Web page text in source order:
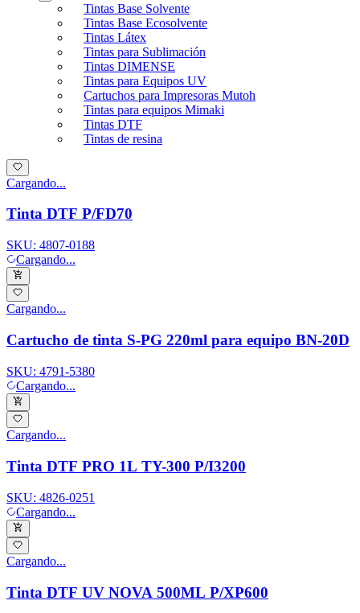
Tintas Base Solvente
Tintas Base Ecosolvente
Tintas Látex
Tintas para Sublimación
Tintas DIMENSE
Tintas para Equipos UV
Cartuchos para Impresoras Mutoh
Tintas para equipos Mimaki
Tintas DTF
Tintas de resina
Cargando...
Tinta DTF P/FD70
SKU: 4807-0188
Cargando...
Cargando...
Cartucho de tinta S-PG 220ml para equipo BN-20D
SKU: 4791-5380
Cargando...
Cargando...
Tinta DTF PRO 1L TY-300 P/I3200
SKU: 4826-0251
Cargando...
Cargando...
Tinta DTF UV NOVA 500ML P/XP600